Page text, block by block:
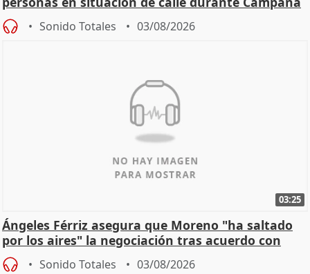
de Calor
Sonido Totales 03/08/2026
03:25
Ángeles Férriz asegura que Moreno "ha saltado
por los aires" la negociación tras acuerdo con
SMA
Sonido Totales 03/08/2026